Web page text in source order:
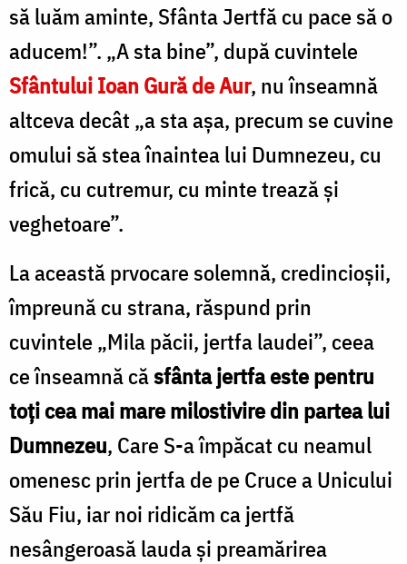
să luăm aminte, Sfânta Jertfă cu pace să o
aducem!”. „A sta bine”, după cuvintele
Sfântului Ioan Gură de Aur, nu înseamnă
altceva decât „a sta așa, precum se cuvine
omului să stea înaintea lui Dumnezeu, cu
frică, cu cutremur, cu minte trează și
veghetoare”.
La această prvocare solemnă, credincioșii,
împreună cu strana, răspund prin
cuvintele „Mila păcii, jertfa laudei”, ceea
ce înseamnă căsfânta jertfa este pentru
toți cea mai mare milostivire din partea lui
Dumnezeu, Care S-a împăcat cu neamul
omenesc prin jertfa de pe Cruce a Unicului
Său Fiu, iar noi ridicăm ca jertfă
nesângeroasă lauda și preamărirea